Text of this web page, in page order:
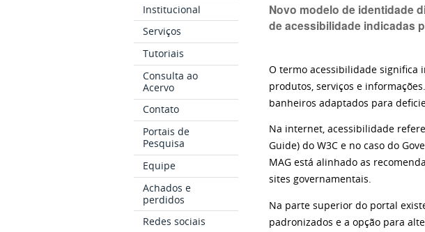
Institucional
Serviços
Tutoriais
Consulta ao
Acervo
Contato
Portais de
Pesquisa
Equipe
Achados e
perdidos
Redes sociais
Novo modelo de identidade
de acessibilidade indicadas
O termo acessibilidade significa
produtos, serviços e
banheiros adaptados para
Na internet, acessibilidade
Guide) do W3C e no caso do
MAG está alinhado as
sites governamentais.
Na parte superior do portal
padronizados e a opção para